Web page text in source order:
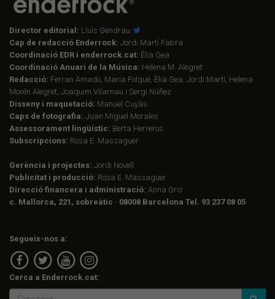
Director editorial: Lluís Gendrau
Cap de redacció Enderrock: Jordi Martí Fabra
Coordinació EDR i enderrock.cat: Èlia Gea
Coordinació Anuari de la Música: Helena M. Alegret
Redacció: Ferran Amado, Maria Folqué, Èlia Gea, Jordi Martí, Helena
Morén Alegret, Joaquim Vilarnau i Sergi Núñez
Disseny i maquetació: Manuel Cuyàs
Caps de fotografia: Juan Miguel Morales
Assessorament lingüístic: Berta Herreros
Subscripcions: Rosa E. Massaguer
Gerència i projectes: Jordi Novell
Publicitat i producció: Rosa E. Massaguer
Direcció financera i administració: Anna Gris
c. Mallorca, 221, sobreàtic · 08008 Barcelona Tel. 93 237 08 05
Segueix-nos a:
Cerca a Enderrock.cat: